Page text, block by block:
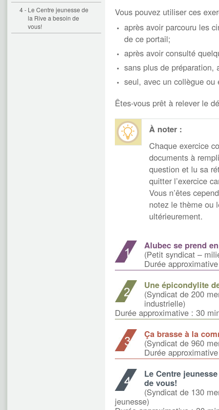
4 - Le Centre jeunesse de
la Rive a besoin de
vous!
Vous pouvez utiliser ces
après avoir parcouru les
de ce portail;
après avoir consulté
sans plus de préparation,
seul, avec un collègue ou
Êtes-vous prêt à relever le
À noter :
Chaque exercice
documents à
question et lu sa
quitter l’exercice
Vous n’êtes
notez le thème ou
ultérieurement.
Alubec se prend
(Petit syndicat –
Durée
Une épicondylite
(Syndicat de 200
industrielle)
Durée approximative : 30
Ça brasse à la
(Syndicat de 960
Durée
Le Centre
de vous!
(Syndicat de 130
jeunesse)